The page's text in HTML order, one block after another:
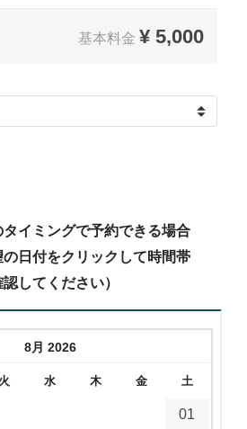
基本料金 ¥ 5,000
イミングで予約できる場合
日付をクリックして時間帯
してください）
8月 2026
火 水 木 金 土
01